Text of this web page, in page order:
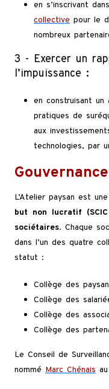
en s’inscrivant
collective pour le
nombreux
3 - Exercer un
l’impuissance :
en construisant un
pratiques de
aux
technologies, par
Gouvernance
L’Atelier paysan est une
but non lucratif
sociétaires. Chaque
dans l’un des quatre
statut :
Collège des
Collège des
Collège des
Collège des
Le Conseil de
nommé Marc Chénais